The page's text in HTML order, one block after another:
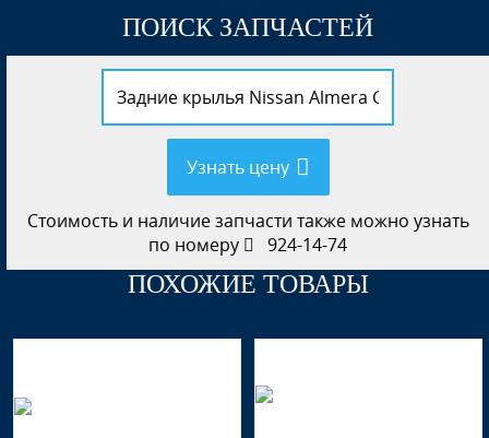
ПОИСК ЗАПЧАСТЕЙ
Узнать цену
Стоимость и наличие запчасти также можно узнать
по номеру
924-14-74
ПОХОЖИЕ ТОВАРЫ